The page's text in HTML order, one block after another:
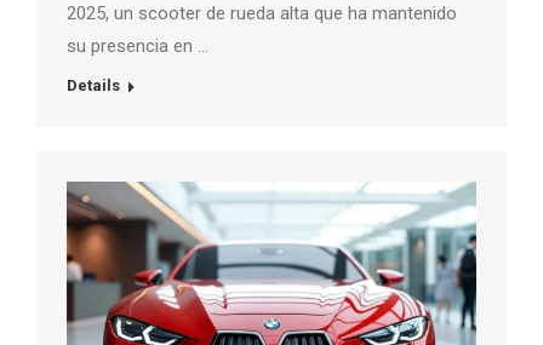
2025, un scooter de rueda alta que ha mantenido
su presencia en …
Details